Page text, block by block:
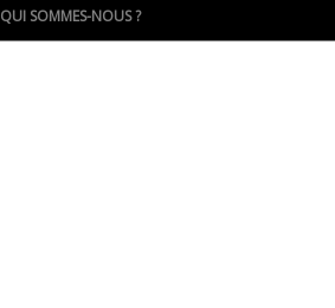
QUI SOMMES-NOUS ?